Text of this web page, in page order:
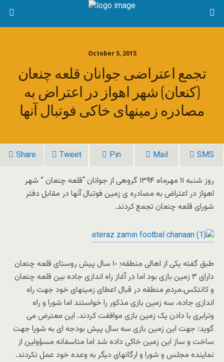
October 5, 2015
تجمع اعتراضی جوانان قلعه چنعان
(کنعان) شهر اهواز در اعتراض به
مصادره زمینهای خاکی فوتبال آنها
Share Tweet Pin Mail SMS
روز شنبه ١١ مهرماه ١٣٩۴ گروهی از جوانان “قلعه چنعان ” شهر
اهواز در اعتراض به مصادره ی زمین فوتبال آنها در مقابل دفتر
شورای قلعه چنعان تجمع کردند.
طبق گفته یکی از اهالی منطقه؛ ١٠ سال پیش روستای قلعه چنعان
دارای ٣ زمین بازی بود اما در آغاز راه اندازی جاده بین قلعه چنعان
و کانتکس،مردم منطقه در قبال اعطای زمینهای خود جهت راه
اندازی جاده، سه زمین بازی مذکور را خواستند اما شورا و راه
وترابری با دادن یک زمین بازی موافقت کردند. این معترض می
گوید: جهت این زمین بازی سه سال پیش بودجه ای به شورا جهت
ساخت و ساز این زمین خاکی داده شد اما متاسفانه مسؤولین از
نماینده مجلس و شورا و ارگانهای دیگر به وعده خود عمل نکردند.